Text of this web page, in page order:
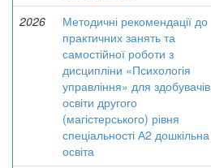
2026
Методичні рекомендації до
практичних занять та
самостійної роботи з
дисципліни «Психологія
управління» для здобувачів
освіти другого
(магістерського) рівня
спеціальності А2 дошкільна
освіта